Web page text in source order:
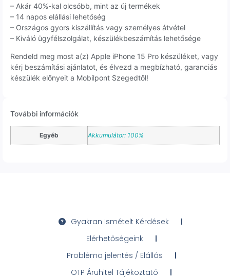
– Akár 40%-kal olcsóbb, mint az új termékek
– 14 napos elállási lehetőség
– Országos gyors kiszállítás vagy személyes átvétel
– Kiváló ügyfélszolgálat, készülékbeszámítás lehetősége
Rendeld meg most a(z) Apple iPhone 15 Pro készüléket, vagy
kérj beszámítási ajánlatot, és élvezd a megbízható, garanciás
készülék előnyeit a Mobilpont Szegedtől!
További információk
Egyéb Akkumulátor: 100%
Gyakran Ismételt Kérdések
Elérhetőségeink
Probléma jelentés / Elállás
OTP Áruhitel Tájékoztató